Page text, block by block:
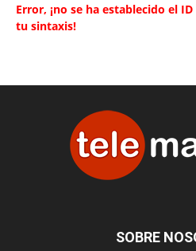
Error, ¡no se ha establecido el
tu sintaxis!
SOBRE